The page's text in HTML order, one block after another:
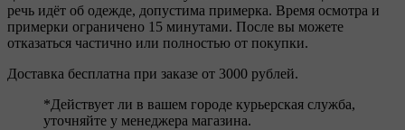
речь идёт об одежде, допустима примерка. Время осмотра и
примерки ограничено 15 минутами. После вы можете
отказаться частично или полностью от покупки.
Доставка бесплатна при заказе от 3000 рублей.
*Действует ли в вашем городе курьерская служба,
уточняйте у менеджера магазина.